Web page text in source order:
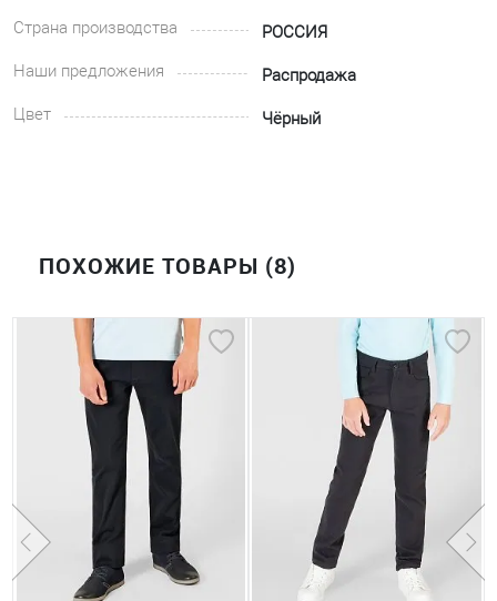
Страна производства
РОССИЯ
Наши предложения
Распродажа
Цвет
Чёрный
ПОХОЖИЕ ТОВАРЫ (8)